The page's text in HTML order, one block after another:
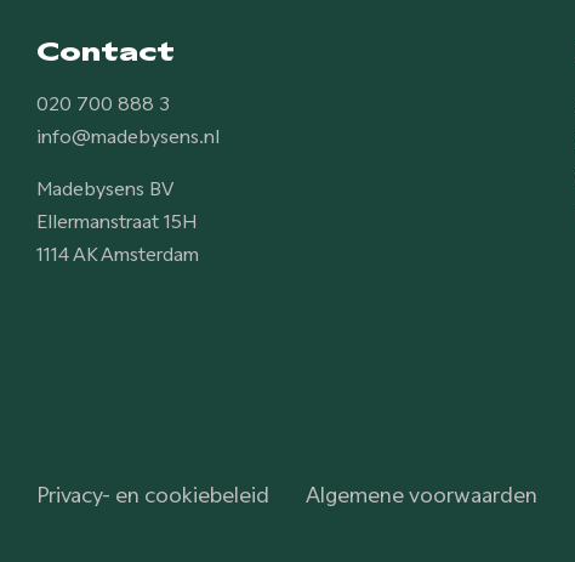
Contact
020 700 888 3
info@madebysens.nl
Madebysens BV
Ellermanstraat 15H
1114 AK Amsterdam
Privacy- en cookiebeleid Algemene voorwaarden